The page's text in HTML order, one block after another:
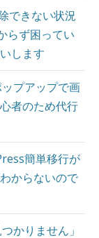
できない状況
らず困ってい
します
プアップで画
者のため代行
簡単移行が
からないので
かりません」